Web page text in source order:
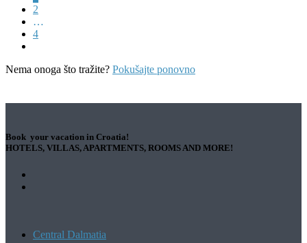
2
…
4
Nema onoga što tražite? Pokušajte ponovno
Book your vacation in Croatia!
HOTELS, VILLAS, APARTMENTS, ROOMS AND MORE!
Central Dalmatia